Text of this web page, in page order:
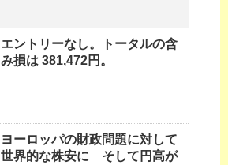
エントリーなし。トータルの含
み損は 381,472円。
ヨーロッパの財政問題に対して
世界的な株安に そして円高が